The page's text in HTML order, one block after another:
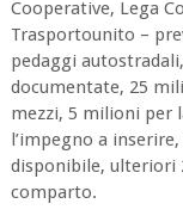
Cooperative, Lega
Trasportounito –
pedaggi
documentate, 25
mezzi, 5 milioni per
l’impegno a
disponibile, ulteriori
comparto.